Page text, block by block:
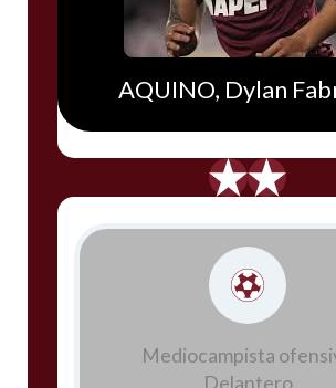
AQUINO, Dylan
Mediocampista